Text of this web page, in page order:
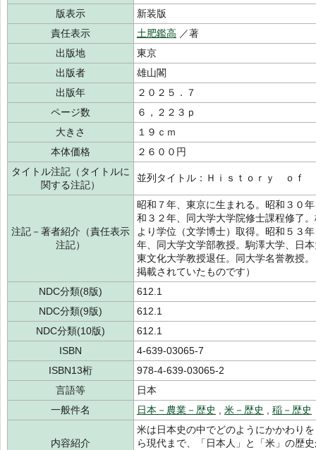
版表示
新装版
責任表示
土肥鑑高 ／著
出版地
東京
出版者
雄山閣
出版年
２０２５．７
ページ数
６，２２３ｐ
大きさ
１９ｃｍ
本体価格
２６００円
タイトル注記（タイトルに
関する注記）
並列タイトル：Ｈｉｓｔｏｒｙ ｏ
注記－著者紹介（責任表示
注記）
昭和７年、東京に生まれる。昭和３０
和３２年、同大学大学院修士課程修了
より学位（文学博士）取得。昭和５３
年、同大学文学部教授。駒澤大学、日
東文化大学教授退任。同大学名誉教授
掲載されていたものです）
NDC分類(8版)
612.1
NDC分類(9版)
612.1
NDC分類(10版)
612.1
ISBN
4-639-03065-7
ISBN13桁
978-4-639-03065-2
言語等
日本
一般件名
日本－農業－歴史 米－歴史 稲－歴史
内容紹介
米は日本史の中でどのようにかかわり
ら現代まで、「日本人」と「米」の歴